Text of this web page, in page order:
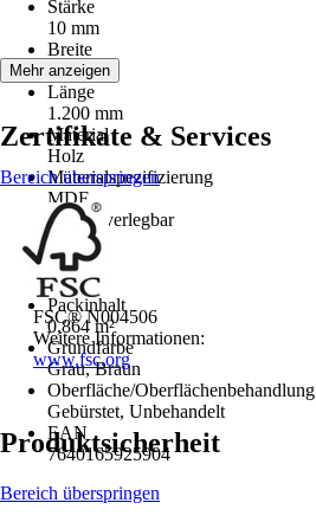
Stärke
10 mm
Breite
120 mm
Länge
1.200 mm
Material
Holz
Materialspezifizierung
MDF
Endlos verlegbar
Nein
Inhalt
6 Stück
Packinhalt
0,864 m²
Grundfarbe
Grau, Braun
Oberfläche/Oberflächenbehandlung
Gebürstet, Unbehandelt
EAN
7640165925904
Mehr anzeigen
Zertifikate & Services
Bereich überspringen
FSC® N004506
Weitere Informationen:
www.fsc.org
Produktsicherheit
Bereich überspringen